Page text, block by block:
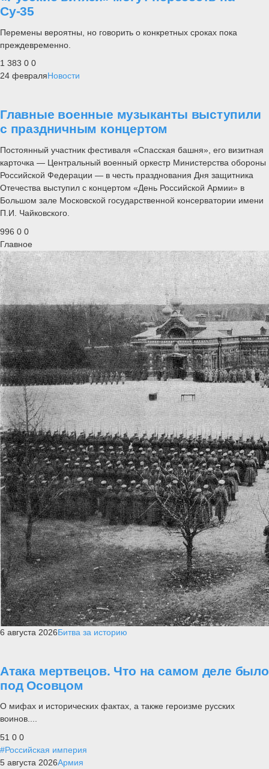
Су-35
Перемены вероятны, но говорить о конкретных сроках пока
преждевременно.
1 383 0 0
24 февраляНовости
Главные военные музыканты выступили
с праздничным концертом
Постоянный участник фестиваля «Спасская башня», его визитная
карточка — Центральный военный оркестр Министерства обороны
Российской Федерации — в честь празднования Дня защитника
Отечества выступил с концертом «День Российской Армии» в
Большом зале Московской государственной консерватории имени
П.И. Чайковского.
996 0 0
Главное
6 августа 2026Битва за историю
Атака мертвецов. Что на самом деле было
под Осовцом
О мифах и исторических фактах, а также героизме русских
воинов....
51 0 0
#Российская империя
5 августа 2026Армия